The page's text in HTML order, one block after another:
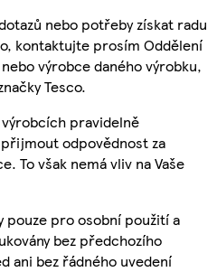
nebo potřeby získat radu
kontaktujte prosím Oddělení
výrobce daného výrobku,
Tesco.
pravidelně
přijmout odpovědnost za
To však nemá vliv na Vaše
pouze pro osobní použití a
bez předchozího
ani bez řádného uvedení